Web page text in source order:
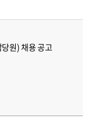
원) 채용 공고